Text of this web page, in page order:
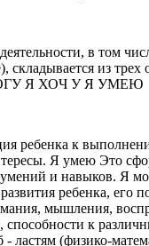
в том
складывается из трех
Я ХОЧ У Я УМЕЮ
ребенка к
Я умею Это
и навыков. Я
ребенка, его
мышления,
способности к
- ластям (физико-